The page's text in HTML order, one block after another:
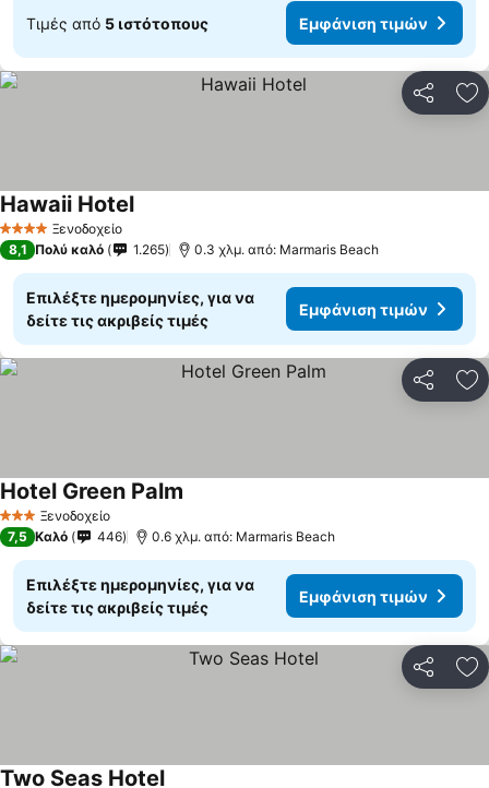
Τιμές από 5 ιστότοπους Εμφάνιση τιμών
4 ΑστέριαΞενοδοχείο
Hawaii Hotel
8,1 Πολύ καλό 1.265 0.3 χλμ. από: Marmaris Beach
Επιλέξτε ημερομηνίες, για να
δείτε τις ακριβείς τιμές
Εμφάνιση τιμών
3 ΑστέριαΞενοδοχείο
Hotel Green Palm
7,5 Καλό 446 0.6 χλμ. από: Marmaris Beach
Επιλέξτε ημερομηνίες, για να
δείτε τις ακριβείς τιμές
Εμφάνιση τιμών
Two Seas Hotel